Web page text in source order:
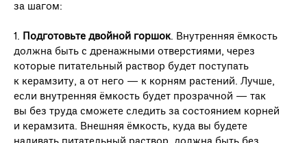
за шагом:
1. Подготовьте двойной горшок. Внутренняя ёмкость
должна быть с дренажными отверстиями, через
которые питательный раствор будет поступать
к керамзиту, а от него — к корням растений. Лучше,
если внутренняя ёмкость будет прозрачной — так
вы без труда сможете следить за состоянием корней
и керамзита. Внешняя ёмкость, куда вы будете